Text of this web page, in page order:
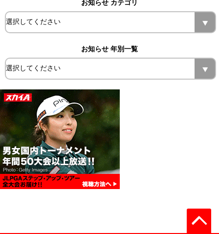
お知らせ カテゴリ
お知らせ 年別一覧